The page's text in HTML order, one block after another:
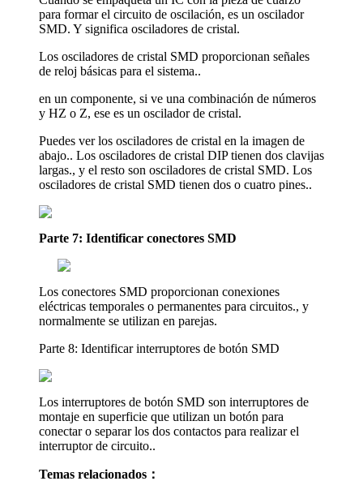
para formar el circuito de oscilación, es un oscilador
SMD. Y significa osciladores de cristal.
Los osciladores de cristal SMD proporcionan señales
de reloj básicas para el sistema..
en un componente, si ve una combinación de números
y HZ o Z, ese es un oscilador de cristal.
Puedes ver los osciladores de cristal en la imagen de
abajo.. Los osciladores de cristal DIP tienen dos clavijas
largas., y el resto son osciladores de cristal SMD. Los
osciladores de cristal SMD tienen dos o cuatro pines..
Parte 7: Identificar conectores SMD
Los conectores SMD proporcionan conexiones
eléctricas temporales o permanentes para circuitos., y
normalmente se utilizan en parejas.
Parte 8: Identificar interruptores de botón SMD
Los interruptores de botón SMD son interruptores de
montaje en superficie que utilizan un botón para
conectar o separar los dos contactos para realizar el
interruptor de circuito..
Temas relacionados：